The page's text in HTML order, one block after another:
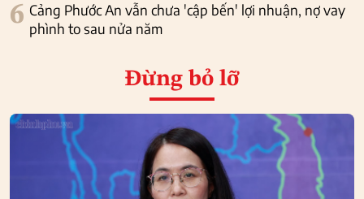
6 Cảng Phước An vẫn chưa 'cập bến' lợi nhuận, nợ vay
phình to sau nửa năm
Đừng bỏ lỡ